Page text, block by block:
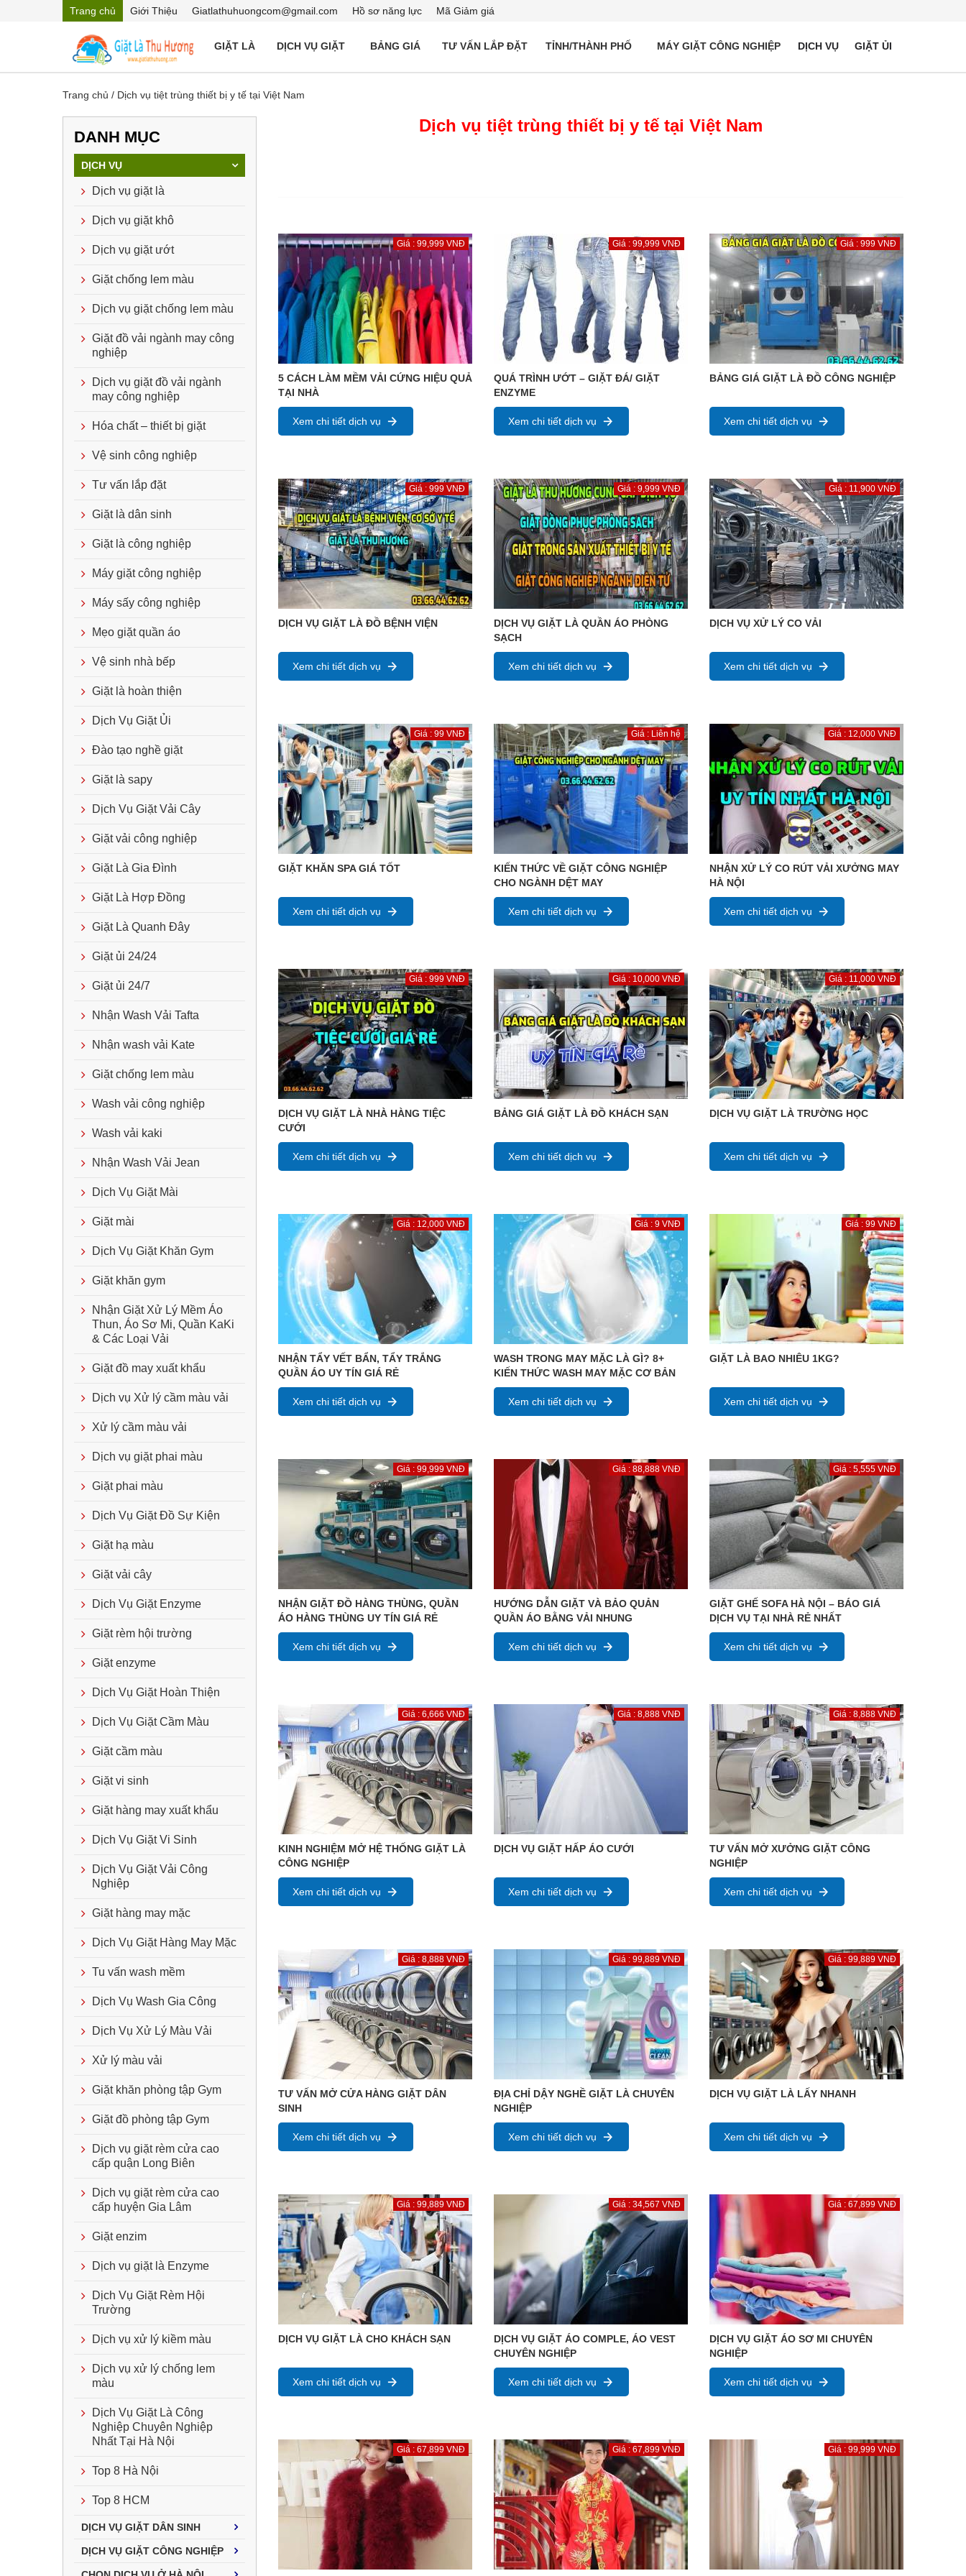
Trang chủ Giới Thiệu Giatlathuhuongcom@gmail.com Hồ sơ năng lực Mã Giảm giá
GIẶT LÀ DỊCH VỤ GIẶT BẢNG GIÁ TƯ VẤN LẮP ĐẶT TỈNH/THÀNH PHỐ MÁY GIẶT CÔNG NGHIỆP DỊCH VỤ GIẶT ỦI
Trang chủ / Dịch vụ tiệt trùng thiết bị y tế tại Việt Nam
Dịch vụ tiệt trùng thiết bị y tế tại Việt Nam
Giá : 99,999 VNĐ
5 CÁCH LÀM MỀM VẢI CỨNG HIỆU QUẢ
TẠI NHÀ
Xem chi tiết dịch vụ
Giá : 99,999 VNĐ
QUÁ TRÌNH ƯỚT – GIẶT ĐÁ/ GIẶT
ENZYME
Xem chi tiết dịch vụ
Giá : 999 VNĐ
BẢNG GIÁ GIẶT LÀ ĐỒ CÔNG NGHIỆP
Xem chi tiết dịch vụ
Giá : 999 VNĐ
DỊCH VỤ GIẶT LÀ ĐỒ BỆNH VIỆN
Xem chi tiết dịch vụ
Giá : 9,999 VNĐ
DỊCH VỤ GIẶT LÀ QUẦN ÁO PHÒNG
SẠCH
Xem chi tiết dịch vụ
Giá : 11,900 VNĐ
DỊCH VỤ XỬ LÝ CO VẢI
Xem chi tiết dịch vụ
Giá : 99 VNĐ
GIẶT KHĂN SPA GIÁ TỐT
Xem chi tiết dịch vụ
Giá : Liên hệ
KIẾN THỨC VỀ GIẶT CÔNG NGHIỆP
CHO NGÀNH DỆT MAY
Xem chi tiết dịch vụ
Giá : 12,000 VNĐ
NHẬN XỬ LÝ CO RÚT VẢI XƯỞNG MAY
HÀ NỘI
Xem chi tiết dịch vụ
Giá : 999 VNĐ
DỊCH VỤ GIẶT LÀ NHÀ HÀNG TIỆC
CƯỚI
Xem chi tiết dịch vụ
Giá : 10,000 VNĐ
BẢNG GIÁ GIẶT LÀ ĐỒ KHÁCH SẠN
Xem chi tiết dịch vụ
Giá : 11,000 VNĐ
DỊCH VỤ GIẶT LÀ TRƯỜNG HỌC
Xem chi tiết dịch vụ
Giá : 12,000 VNĐ
NHẬN TẨY VẾT BẨN, TẨY TRẮNG
QUẦN ÁO UY TÍN GIÁ RẺ
Xem chi tiết dịch vụ
Giá : 9 VNĐ
WASH TRONG MAY MẶC LÀ GÌ? 8+
KIẾN THỨC WASH MAY MẶC CƠ BẢN
Xem chi tiết dịch vụ
Giá : 99 VNĐ
GIẶT LÀ BAO NHIÊU 1KG?
Xem chi tiết dịch vụ
Giá : 99,999 VNĐ
NHẬN GIẶT ĐỒ HÀNG THÙNG, QUẦN
ÁO HÀNG THÙNG UY TÍN GIÁ RẺ
Xem chi tiết dịch vụ
Giá : 88,888 VNĐ
HƯỚNG DẪN GIẶT VÀ BẢO QUẢN
QUẦN ÁO BẰNG VẢI NHUNG
Xem chi tiết dịch vụ
Giá : 5,555 VNĐ
GIẶT GHẾ SOFA HÀ NỘI – BÁO GIÁ
DỊCH VỤ TẠI NHÀ RẺ NHẤT
Xem chi tiết dịch vụ
Giá : 6,666 VNĐ
KINH NGHIỆM MỞ HỆ THỐNG GIẶT LÀ
CÔNG NGHIỆP
Xem chi tiết dịch vụ
Giá : 8,888 VNĐ
DỊCH VỤ GIẶT HẤP ÁO CƯỚI
Xem chi tiết dịch vụ
Giá : 8,888 VNĐ
TƯ VẤN MỞ XƯỞNG GIẶT CÔNG
NGHIỆP
Xem chi tiết dịch vụ
Giá : 8,888 VNĐ
TƯ VẤN MỞ CỬA HÀNG GIẶT DÂN
SINH
Xem chi tiết dịch vụ
Giá : 99,889 VNĐ
ĐỊA CHỈ DẬY NGHỀ GIẶT LÀ CHUYÊN
NGHIỆP
Xem chi tiết dịch vụ
Giá : 99,889 VNĐ
DỊCH VỤ GIẶT LÀ LẤY NHANH
Xem chi tiết dịch vụ
Giá : 99,889 VNĐ
DỊCH VỤ GIẶT LÀ CHO KHÁCH SẠN
Xem chi tiết dịch vụ
Giá : 34,567 VNĐ
DỊCH VỤ GIẶT ÁO COMPLE, ÁO VEST
CHUYÊN NGHIỆP
Xem chi tiết dịch vụ
Giá : 67,899 VNĐ
DỊCH VỤ GIẶT ÁO SƠ MI CHUYÊN
NGHIỆP
Xem chi tiết dịch vụ
Giá : 67,899 VNĐ Giá : 67,899 VNĐ Giá : 99,999 VNĐ
DANH MỤC
DỊCH VỤ
Dịch vụ giặt là
Dịch vụ giặt khô
Dịch vụ giặt ướt
Giặt chống lem màu
Dịch vụ giặt chống lem màu
Giặt đồ vải ngành may công
nghiệp
Dịch vụ giặt đồ vải ngành
may công nghiệp
Hóa chất – thiết bị giặt
Vệ sinh công nghiệp
Tư vấn lắp đặt
Giặt là dân sinh
Giặt là công nghiệp
Máy giặt công nghiệp
Máy sấy công nghiệp
Mẹo giặt quần áo
Vệ sinh nhà bếp
Giặt là hoàn thiện
Dịch Vụ Giặt Ủi
Đào tạo nghề giặt
Giặt là sapy
Dịch Vụ Giặt Vải Cây
Giặt vải công nghiệp
Giặt Là Gia Đình
Giặt Là Hợp Đồng
Giặt Là Quanh Đây
Giặt ủi 24/24
Giặt ủi 24/7
Nhận Wash Vải Tafta
Nhận wash vải Kate
Giặt chống lem màu
Wash vải công nghiệp
Wash vải kaki
Nhận Wash Vải Jean
Dịch Vụ Giặt Mài
Giặt mài
Dịch Vụ Giặt Khăn Gym
Giặt khăn gym
Nhận Giặt Xử Lý Mềm Áo
Thun, Áo Sơ Mi, Quần KaKi
& Các Loại Vải
Giặt đồ may xuất khẩu
Dịch vụ Xử lý cầm màu vải
Xử lý cầm màu vải
Dịch vụ giặt phai màu
Giặt phai màu
Dịch Vụ Giặt Đồ Sự Kiện
Giặt hạ màu
Giặt vải cây
Dịch Vụ Giặt Enzyme
Giặt rèm hội trường
Giặt enzyme
Dịch Vụ Giặt Hoàn Thiện
Dịch Vụ Giặt Cầm Màu
Giặt cầm màu
Giặt vi sinh
Giặt hàng may xuất khẩu
Dịch Vụ Giặt Vi Sinh
Dịch Vụ Giặt Vải Công
Nghiệp
Giặt hàng may mặc
Dịch Vụ Giặt Hàng May Mặc
Tu vấn wash mềm
Dịch Vụ Wash Gia Công
Dịch Vụ Xử Lý Màu Vải
Xử lý màu vải
Giặt khăn phòng tập Gym
Giặt đồ phòng tập Gym
Dịch vụ giặt rèm cửa cao
cấp quận Long Biên
Dịch vụ giặt rèm cửa cao
cấp huyện Gia Lâm
Giặt enzim
Dịch vụ giặt là Enzyme
Dịch Vụ Giặt Rèm Hội
Trường
Dịch vụ xử lý kiềm màu
Dịch vụ xử lý chống lem
màu
Dịch Vụ Giặt Là Công
Nghiệp Chuyên Nghiệp
Nhất Tại Hà Nội
Top 8 Hà Nội
Top 8 HCM
DỊCH VỤ GIẶT DÂN SINH
DỊCH VỤ GIẶT CÔNG NGHIỆP